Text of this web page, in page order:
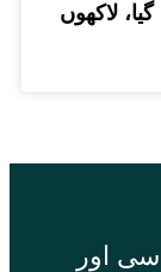
لاکھوں
اور